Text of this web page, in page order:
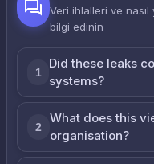
Veri ihlalleri ve
bilgi edinin
1
Did these leaks
systems?
2
What does this
organisation?